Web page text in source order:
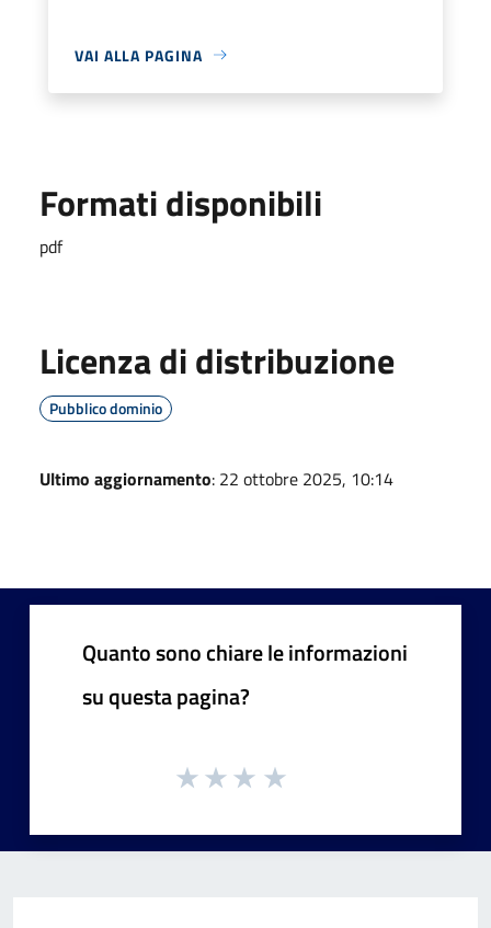
VAI ALLA PAGINA
Formati disponibili
pdf
Licenza di distribuzione
Pubblico dominio
Ultimo aggiornamento: 22 ottobre 2025, 10:14
Quanto sono chiare le informazioni
su questa pagina?